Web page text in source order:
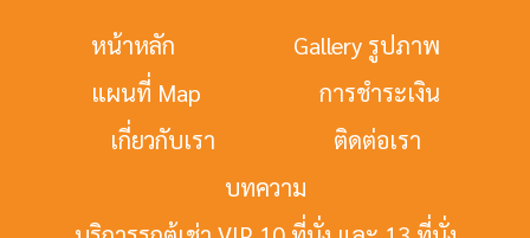
หน้าหลัก
Gallery รูปภาพ
แผนที่ Map
การชำระเงิน
เกี่ยวกับเรา
ติดต่อเรา
บทความ